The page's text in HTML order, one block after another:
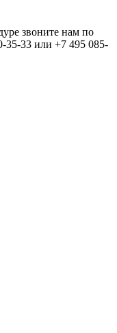
звоните нам по
35-33 или +7 495 085-